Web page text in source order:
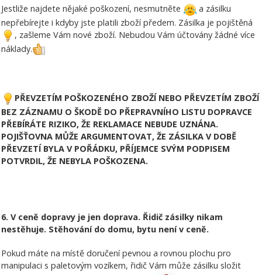
Jestliže najdete nějaké poškození, nesmutněte
a zásilku
nepřebírejte i kdyby jste platili zboží předem. Zásilka je pojištěná
, zašleme Vám nové zboží. Nebudou Vám účtovány žádné více
náklady.
PŘEVZETÍM POŠKOZENÉHO ZBOŽÍ NEBO PŘEVZETÍM ZBOŽÍ
BEZ ZÁZNAMU O ŠKODĚ DO PŘEPRAVNÍHO LISTU DOPRAVCE
PŘEBÍRÁTE RIZIKO, ŽE REKLAMACE NEBUDE UZNÁNA.
POJIŠŤOVNA MŮŽE ARGUMENTOVAT, ŽE ZÁSILKA V DOBĚ
PŘEVZETÍ BYLA V POŘÁDKU, PŘÍJEMCE SVÝM PODPISEM
POTVRDIL, ŽE NEBYLA POŠKOZENA.
6. V ceně dopravy je jen doprava. Řidič zásilky nikam
nestěhuje. Stěhování do domu, bytu není v ceně.
Pokud máte na místě doručení pevnou a rovnou plochu pro
manipulaci s paletovým vozíkem, řidič Vám může zásilku složit